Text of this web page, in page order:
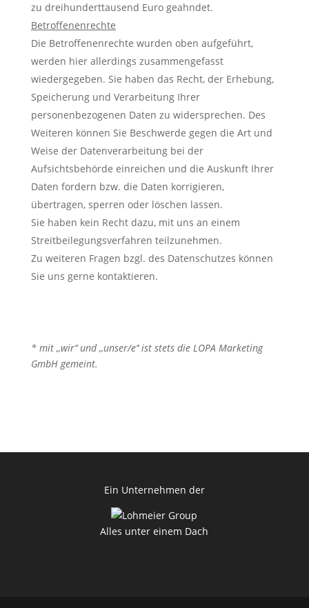
zu dreihunderttausend Euro geahndet.
Betroffenenrechte
Die Betroffenenrechte wurden oben aufgeführt,
werden hier allerdings zusammengefasst
wiedergegeben. Sie haben das Recht, der Erhebung,
Speicherung und Verarbeitung Ihrer
personenbezogenen Daten zu widersprechen. Des
Weiteren können Sie Beschwerde gegen die Art und
Weise der Datenverarbeitung bei der
Aufsichtsbehörde einreichen und die Auskunft Ihrer
Daten fordern bzw. die Daten korrigieren,
übertragen, sperren oder löschen lassen.
Sie haben kein Recht dazu, mit uns an einem
Streitbeilegungsverfahren teilzunehmen.
Zu weiteren Fragen bzgl. des Datenschutzes können
Sie uns gerne kontaktieren.
* mit ,,wir‘‘ und ,,unser/e‘‘ ist stets die LOPA Marketing
GmbH gemeint.
Ein Unternehmen der
Alles unter einem Dach